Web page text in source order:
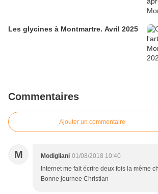
Les glycines à Montmartre. Avril 2025
Commentaires
Ajouter un commentaire
M Modigliani 01/08/2018 10:40
Internet me fait écrire deux fois la même
Bonne journee Christian